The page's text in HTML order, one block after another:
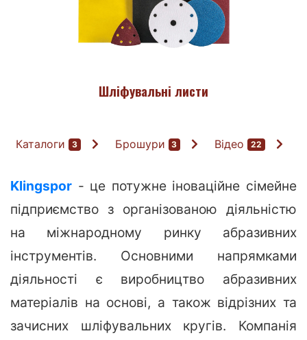
Шліфувальні листи
Каталоги 3 Брошури 3 Відео 22
Klingspor - це потужне іноваційне сімейне
підприємство з організованою діяльністю
на міжнародному ринку абразивних
інструментів. Основними напрямками
діяльності є виробництво абразивних
матеріалів на основі, а також відрізних та
зачисних шліфувальних кругів. Компанія